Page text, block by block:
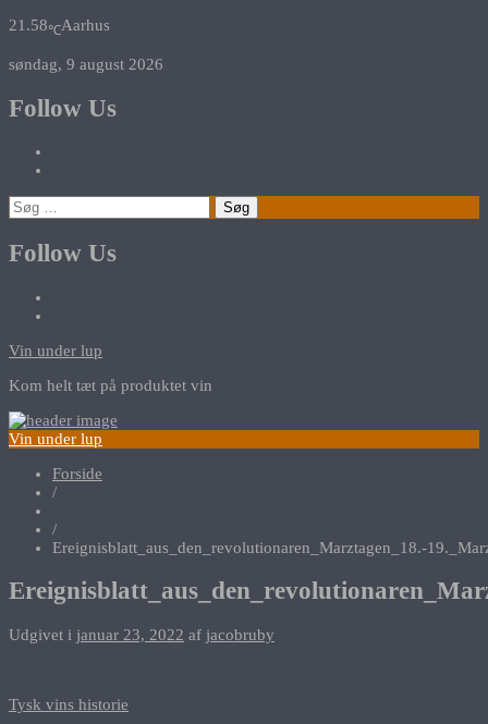
21.58℃Aarhus
søndag, 9 august 2026
Follow Us
Søg
efter:
Follow Us
Vin under lup
Kom helt tæt på produktet vin
Vin under lup
Forside
/
/
Ereignisblatt_aus_den_revolutionaren_Marztagen_18.-
Udgivet i januar 23, 2022 af jacobruby
Indlægsnavigation
Tysk vins historie